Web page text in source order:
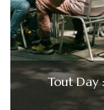
Tout Day